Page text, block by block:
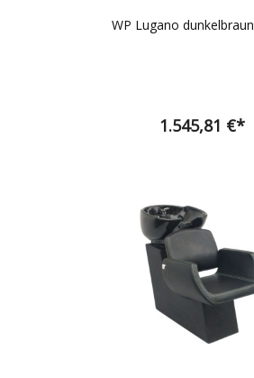
WP Lugano
1.545,81 €*